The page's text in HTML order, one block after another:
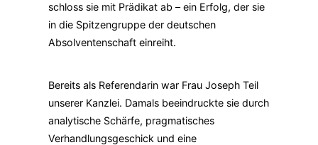
schloss sie mit Prädikat ab – ein Erfolg, der sie
in die Spitzengruppe der deutschen
Absolventenschaft einreiht.
Bereits als Referendarin war Frau Joseph Teil
unserer Kanzlei. Damals beeindruckte sie durch
analytische Schärfe, pragmatisches
Verhandlungsgeschick und eine